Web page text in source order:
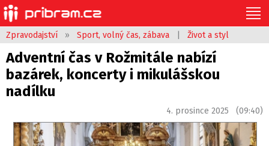
Zpravodajství » Sport, volný čas, zábava Život a styl
Adventní čas v Rožmitále nabízí
bazárek, koncerty i mikulášskou
nadílku
4. prosince 2025 (09:40)